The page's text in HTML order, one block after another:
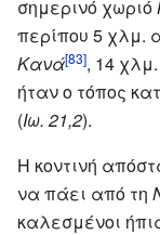
σημερινό χωριό
περίπου 5 χλμ.
Κανά[83], 14
ήταν ο τόπος
(Ιω. 21,2).
Η κοντινή
να πάει από τη
καλεσμένοι